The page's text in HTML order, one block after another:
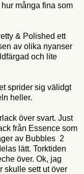
många fina som
& Polished ett
av olika nyanser
och lite
sprider sig välidgt
heller.
över svart. Just
från Essence som
av Bubbles 2
lätt. Torktiden
över. Ok, jag
skulle sett ut över